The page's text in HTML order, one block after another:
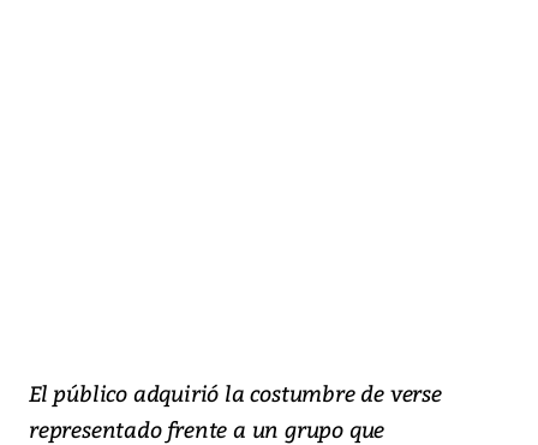
El público adquirió la costumbre de verse
representado frente a un grupo que